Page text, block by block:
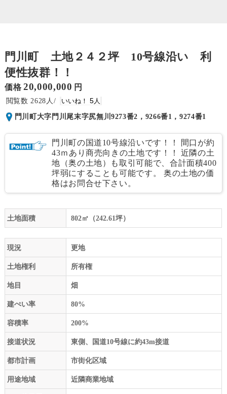
門川町 土地２４２坪 10号線沿い 利
便性抜群！！
価格 20,000,000 円
2628
5
門川町大字門川尾末字尻無川9273番2，9266番1，9274番1
門川町の国道10号線沿いです！！ 間口が約
43ｍあり商売向きの土地です！！ 近隣の土
地（奥の土地）も取引可能で、合計面積400
坪弱にすることも可能です。 奥の土地の価
格はお問合せ下さい。
土地面積 802㎡（242.61坪）
現況 更地
土地権利 所有権
地目 畑
建ぺい率 80%
容積率 200%
接道状況 東側、国道10号線に約43m接道
都市計画 市街化区域
用途地域 近隣商業地域